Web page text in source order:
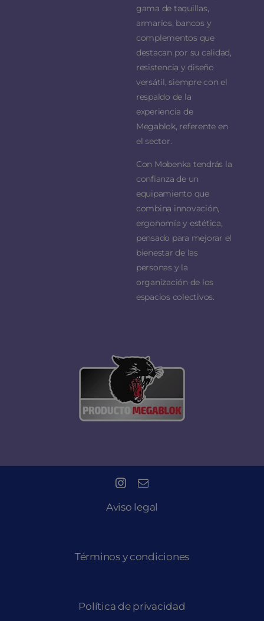
gama de taquillas,
armarios, bancos y
complementos que
destacan por su calidad,
resistencia y diseño
versátil, siempre con el
respaldo de la
experiencia de
Megablok, referente en
el sector.
Con Mobenka tendrás la
confianza de un
equipamiento que
combina innovación,
ergonomía y estética,
pensado para mejorar el
bienestar de las
personas y la
organización de los
espacios colectivos.
Aviso legal
Términos y condiciones
Política de privacidad